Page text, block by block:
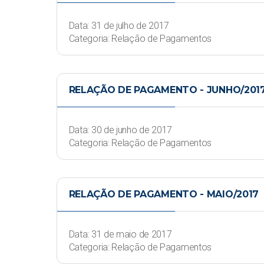
Data: 31 de julho de 2017
Categoria: Relação de Pagamentos
RELAÇÃO DE PAGAMENTO - JUNHO/
Data: 30 de junho de 2017
Categoria: Relação de Pagamentos
RELAÇÃO DE PAGAMENTO - MAIO/2017
Data: 31 de maio de 2017
Categoria: Relação de Pagamentos